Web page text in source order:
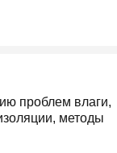
проблем влаги,
методы